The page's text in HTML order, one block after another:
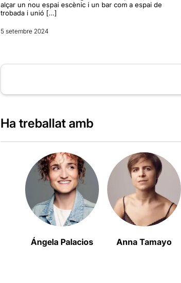
alçar un nou espai escènic i un bar com a espai de
trobada i unió […]
5 setembre 2024
Ha treballat amb
Ángela Palacios Anna Tamayo